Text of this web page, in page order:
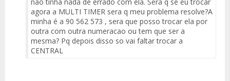
agora a MULTI TIMER sera q meu problema resolve?A
minha é a 90 562 573 , sera que posso trocar ela por
outra com outra numeracao ou tem que ser a
mesma? Pq depois disso so vai faltar trocar a
CENTRAL